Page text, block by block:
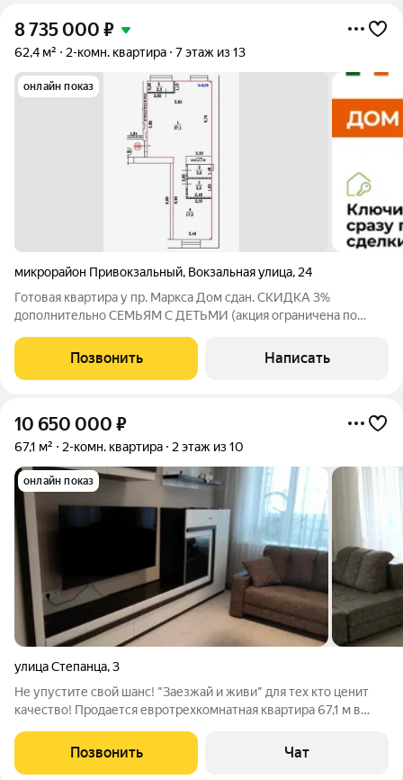
8 735 000 ₽
62,4 м² 2-комн. квартира 7 этаж из 13
онлайн показ
микрорайон Привокзальный, Вокзальная улица, 24
Готовая квартира у пр. Маркса Дом сдан. СКИДКА 3%
дополнительно СЕМЬЯМ С ДЕТЬМИ (акция ограничена по
после сделки. Никакого ожидания, шума стройки и грязи под
окнами! ЦЕНА: от 8 740 000 ПЛОЩАДЬ:
Позвонить Написать
10 650 000 ₽
67,1 м² 2-комн. квартира 2 этаж из 10
онлайн показ
улица Степанца,3
Не упустите свой шанс! "Заезжай и живи" для тех кто ценит
качество! Продается евротрехкомнатная квартира 67,1 м в
кухня-гостиная 21,6 м, две изолированные спальни, окна на две
стороны, мебель и
Позвонить Чат